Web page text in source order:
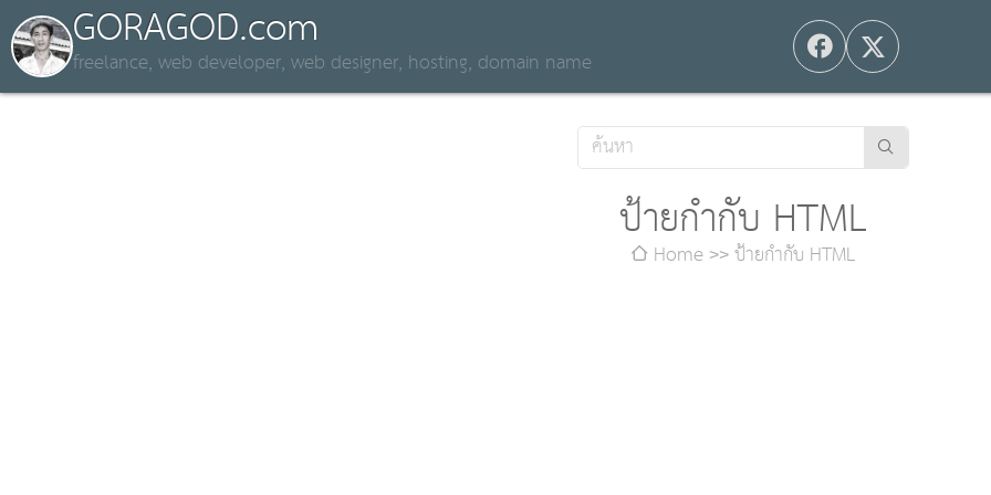
GORAGOD.com
freelance, web developer, web designer, hosting, domain name
ป้ายกำกับ HTML
Home ป้ายกำกับ HTML